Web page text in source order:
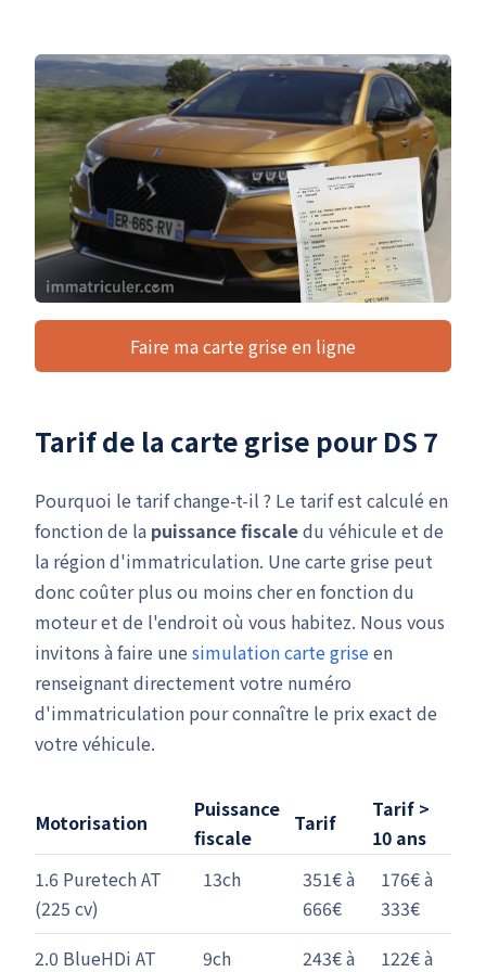
Faire ma carte grise en ligne
Tarif de la carte grise pour DS 7
Pourquoi le tarif change-t-il ? Le tarif est calculé en
fonction de la puissance fiscaledu véhicule et de
la région d'immatriculation. Une carte grise peut
donc coûter plus ou moins cher en fonction du
moteur et de l'endroit où vous habitez. Nous vous
invitons à faire une simulation carte griseen
renseignant directement votre numéro
d'immatriculation pour connaître le prix exact de
votre véhicule.
Motorisation
Puissance
fiscale
Tarif
Tarif >
10 ans
1.6 Puretech AT
(225 cv)
13ch
351€ à
666€
176€ à
333€
2.0 BlueHDi AT
9ch 243€ à 122€ à